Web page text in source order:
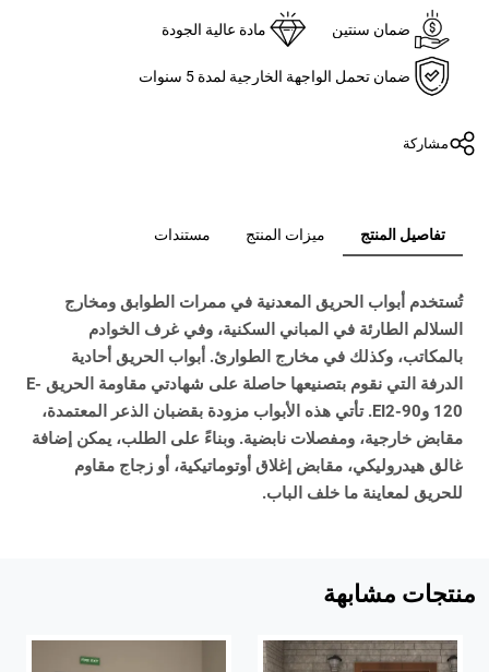
ضمان سنتين مادة عالية الجودة
ضمان تحمل الواجهة الخارجية لمدة 5 سنوات
مشاركة
تفاصيل المنتج ميزات المنتج مستندات
تُستخدم أبواب الحريق المعدنية في ممرات الطوابق ومخارج
السلالم الطارئة في المباني السكنية، وفي غرف الخوادم
بالمكاتب، وكذلك في مخارج الطوارئ. أبواب الحريق أحادية
الدرفة التي نقوم بتصنيعها حاصلة على شهادتي مقاومة الحريق E-
120 وEI2-90. تأتي هذه الأبواب مزودة بقضبان الذعر المعتمدة،
مقابض خارجية، ومفصلات نابضية. وبناءً على الطلب، يمكن إضافة
غالق هيدروليكي، مقابض إغلاق أوتوماتيكية، أو زجاج مقاوم
للحريق لمعاينة ما خلف الباب.
منتجات مشابهة